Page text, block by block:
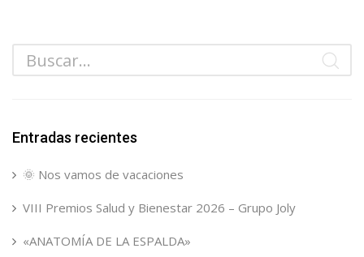
Entradas recientes
🌞 Nos vamos de vacaciones
VIII Premios Salud y Bienestar 2026 – Grupo Joly
«ANATOMÍA DE LA ESPALDA»